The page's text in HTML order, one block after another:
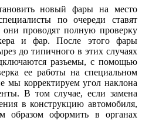
новый фары на место
по очереди ставят
проводят полную проверку
и фар. После этого фары
до типичного в этих случаях
разъемы, с помощью
ее работы на специальном
мы корректируем угол наклона
В том случае, если замена
в конструкцию автомобиля,
образом оформить в органах